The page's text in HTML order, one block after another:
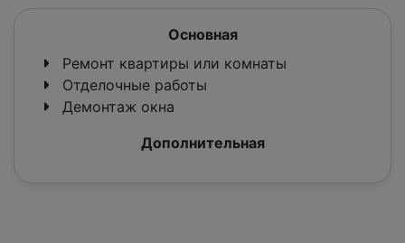
Основная
Ремонт квартиры или комнаты
Отделочные работы
Демонтаж окна
Дополнительная